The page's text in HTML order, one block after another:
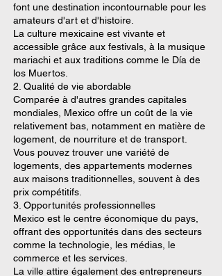
font une destination incontournable pour les
amateurs d'art et d'histoire.
La culture mexicaine est vivante et
accessible grâce aux festivals, à la musique
mariachi et aux traditions comme le Día de
los Muertos.
2. Qualité de vie abordable
Comparée à d'autres grandes capitales
mondiales, Mexico offre un coût de la vie
relativement bas, notamment en matière de
logement, de nourriture et de transport.
Vous pouvez trouver une variété de
logements, des appartements modernes
aux maisons traditionnelles, souvent à des
prix compétitifs.
3. Opportunités professionnelles
Mexico est le centre économique du pays,
offrant des opportunités dans des secteurs
comme la technologie, les médias, le
commerce et les services.
La ville attire également des entrepreneurs